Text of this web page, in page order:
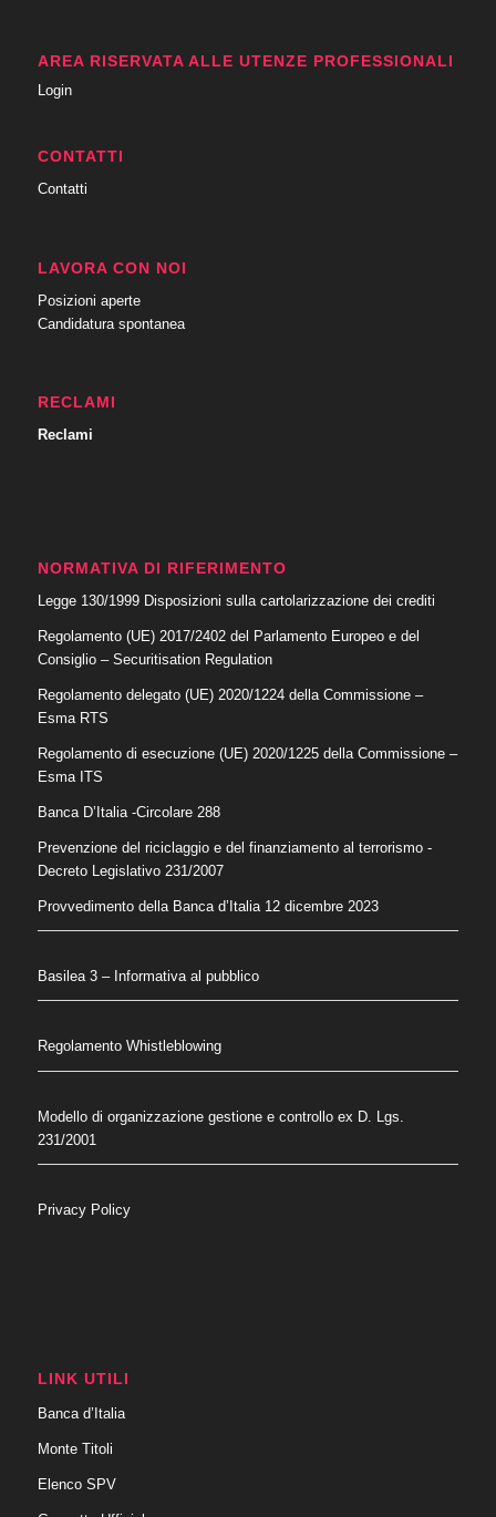
AREA RISERVATA ALLE UTENZE PROFESSIONALI
Login
CONTATTI
Contatti
LAVORA CON NOI
Posizioni aperte
Candidatura spontanea
RECLAMI
Reclami
NORMATIVA DI RIFERIMENTO
Legge 130/1999 Disposizioni sulla cartolarizzazione dei crediti
Regolamento (UE) 2017/2402 del Parlamento Europeo e del
Consiglio – Securitisation Regulation
Regolamento delegato (UE) 2020/1224 della Commissione –
Esma RTS
Regolamento di esecuzione (UE) 2020/1225 della Commissione –
Esma ITS
Banca D’Italia -Circolare 288
Prevenzione del riciclaggio e del finanziamento al terrorismo -
Decreto Legislativo 231/2007
Provvedimento della Banca d’Italia 12 dicembre 2023
Basilea 3 – Informativa al pubblico
Regolamento Whistleblowing
Modello di organizzazione gestione e controllo ex D. Lgs.
231/2001
Privacy Policy
LINK UTILI
Banca d’Italia
Monte Titoli
Elenco SPV